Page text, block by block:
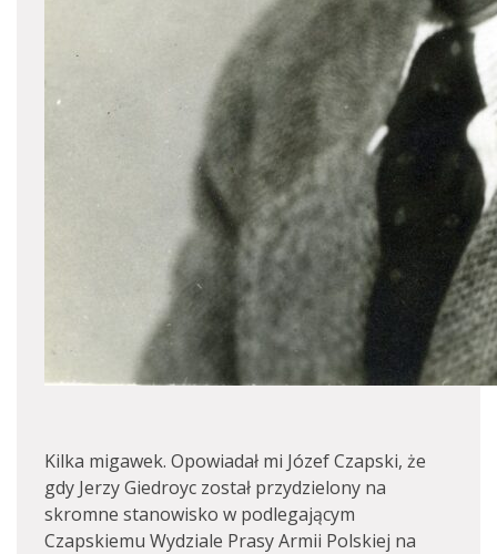
Kilka migawek. Opowiadał mi Józef Czapski, że
gdy Jerzy Giedroyc został przydzielony na
skromne stanowisko w podlegającym
Czapskiemu Wydziale Prasy Armii Polskiej na